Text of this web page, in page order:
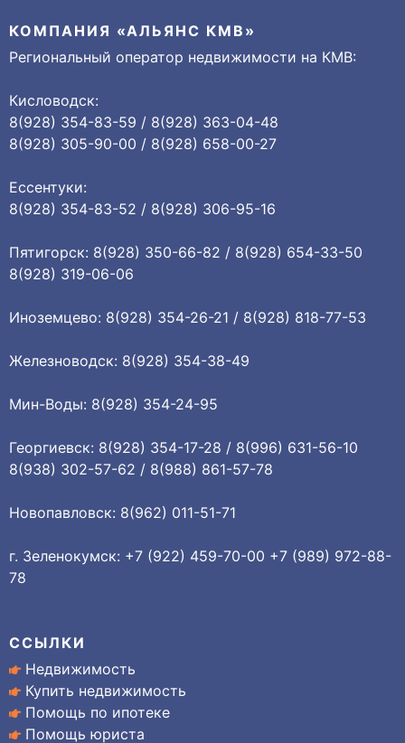
КОМПАНИЯ «АЛЬЯНС КМВ»
Региональный оператор недвижимости на КМВ:
Кисловодск:
8(928) 354-83-59 / 8(928) 363-04-48
8(928) 305-90-00 / 8(928) 658-00-27
Ессентуки:
8(928) 354-83-52 / 8(928) 306-95-16
Пятигорск: 8(928) 350-66-82 / 8(928) 654-33-50
8(928) 319-06-06
Иноземцево: 8(928) 354-26-21 / 8(928) 818-77-53
Железноводск: 8(928) 354-38-49
Мин-Воды: 8(928) 354-24-95
Георгиевск: 8(928) 354-17-28 / 8(996) 631-56-10
8(938) 302-57-62 / 8(988) 861-57-78
Новопавловск: 8(962) 011-51-71
г. Зеленокумск: +7 (922) 459-70-00 +7 (989) 972-88-
78
ССЫЛКИ
Недвижимость
Купить недвижимость
Помощь по ипотеке
Помощь юриста